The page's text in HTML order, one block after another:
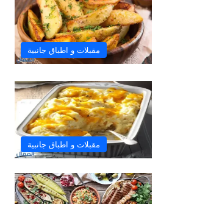
مقبلات و اطباق جانبية
مقبلات و اطباق جانبية